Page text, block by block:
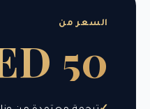
السعر من
50